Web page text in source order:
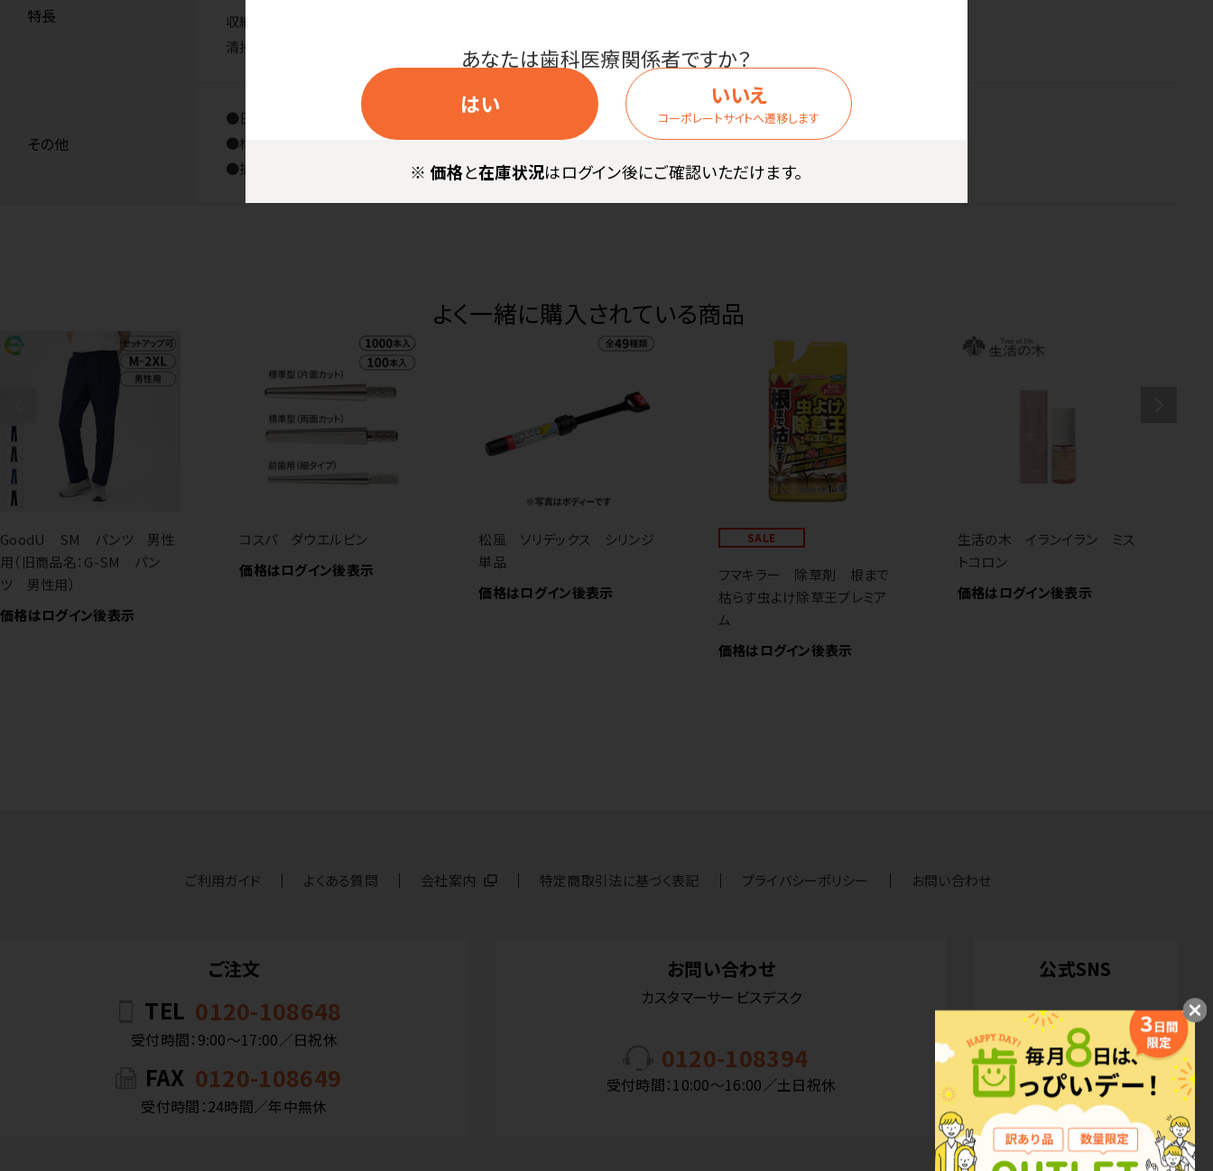
あなたは歯科医療関係者ですか？
はい
いいえ
コーポレートサイトへ遷移します
※ 価格と在庫状況はログイン後にご確認いただけます。
特長
収納スペースを取りません。
清掃用品・緊急用の防災用バケツとして幅広くお使いいただけます。
その他
●日本製
●材質／ポリプロピレン、エラストマー、熱可塑性エラストマー
●折りたたみ時の高さ48mm●容量：8L●間口：328mm●高さ：222mm
よく一緒に購入されている商品
GoodU SM パンツ 男性
用（旧商品名：G-SM パン
ツ 男性用）
価格はログイン後表示
コスパ ダウエルピン
価格はログイン後表示
松風 ソリデックス シリンジ
単品
価格はログイン後表示
SALE
フマキラー 除草剤 根まで
枯らす虫よけ除草王プレミア
ム
価格はログイン後表示
生活の木 イランイラン ミス
トコロン
価格はログイン後表示
ご利用ガイド よくある質問 会社案内 特定商取引法に基づく表記 プライバシーポリシー お問い合わせ
ご注文
TEL 0120-108648
受付時間：9:00〜17:00／日祝休
FAX 0120-108649
受付時間：24時間／年中無休
お問い合わせ
カスタマーサービスデスク
0120-108394
受付時間：10:00〜16:00／土日祝休
公式SNS